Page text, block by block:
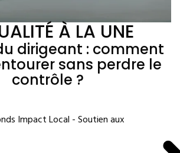
À LA UNE
dirigeant : comment
sans perdre le
contrôle ?
Impact Local - Soutien aux